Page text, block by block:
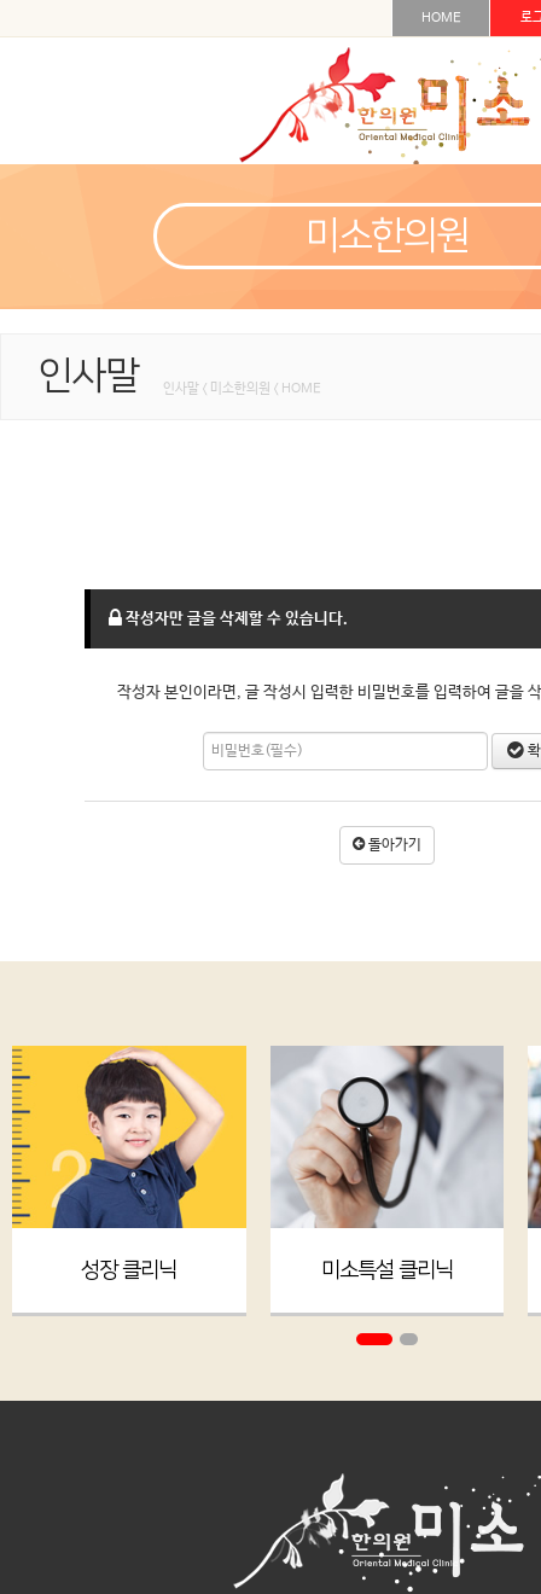
HOME 로
미소한의원
인사말 인사말 < 미소한의원 < HOME
작성자만 글을 삭제할 수 있습니다.
작성자 본인이라면, 글 작성시 입력한 비밀번호를 입력하여 글을
돌아가기
성장 클리닉 미소특설 클리닉